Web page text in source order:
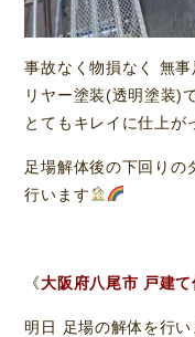
事故なく物損なく 無
リヤー塗装(透明塗装)
とてもキレイに仕上が
足場解体後の下回りの
行います
《大阪府八尾市 戸建
明日 足場の解体を行い